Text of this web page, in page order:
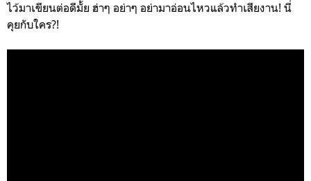
ไว้มาเขียนต่อดีมั้ย ฮ่าๆ อย่าๆ อย่ามาอ่อนไหวแล้วทำเสียงาน! นี่
คุยกับใคร?!